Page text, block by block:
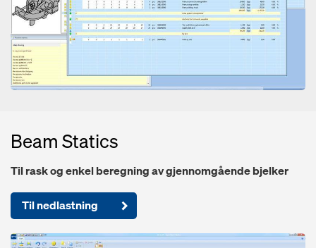
Beam Statics
Til rask og enkel beregning av gjennomgående bjelker
Til nedlastning
Open